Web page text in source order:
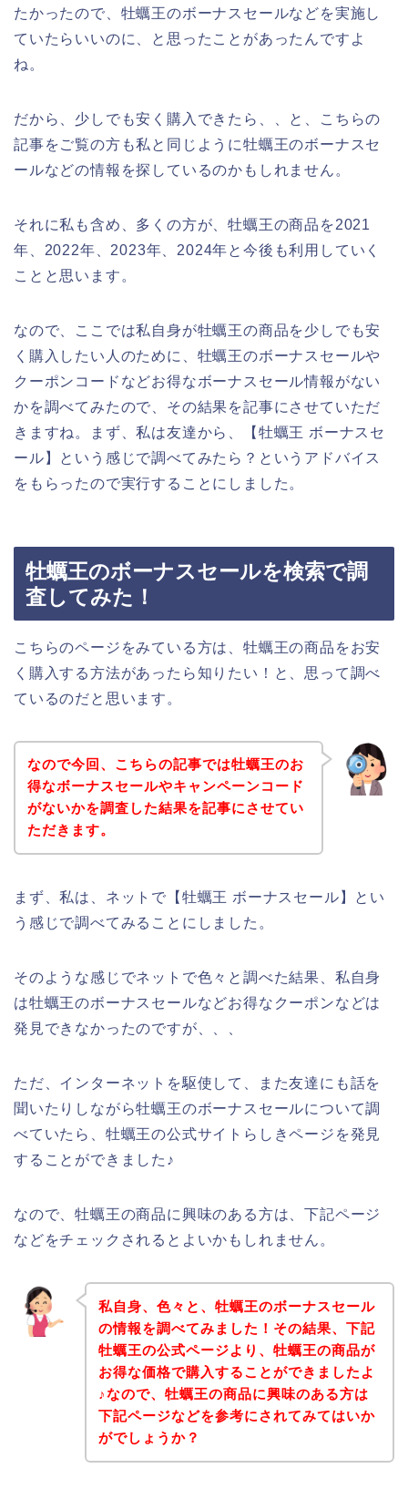
たかったので、牡蠣王のボーナスセールなどを実施し
ていたらいいのに、と思ったことがあったんですよ
ね。
だから、少しでも安く購入できたら、、と、こちらの
記事をご覧の方も私と同じように牡蠣王のボーナスセ
ールなどの情報を探しているのかもしれません。
それに私も含め、多くの方が、牡蠣王の商品を2021
年、2022年、2023年、2024年と今後も利用していく
ことと思います。
なので、ここでは私自身が牡蠣王の商品を少しでも安
く購入したい人のために、牡蠣王のボーナスセールや
クーポンコードなどお得なボーナスセール情報がない
かを調べてみたので、その結果を記事にさせていただ
きますね。まず、私は友達から、【牡蠣王 ボーナスセ
ール】という感じで調べてみたら？というアドバイス
をもらったので実行することにしました。
牡蠣王のボーナスセールを検索で調
査してみた！
こちらのページをみている方は、牡蠣王の商品をお安
く購入する方法があったら知りたい！と、思って調べ
ているのだと思います。
なので今回、こちらの記事では牡蠣王のお
得なボーナスセールやキャンペーンコード
がないかを調査した結果を記事にさせてい
ただきます。
まず、私は、ネットで【牡蠣王 ボーナスセール】とい
う感じで調べてみることにしました。
そのような感じでネットで色々と調べた結果、私自身
は牡蠣王のボーナスセールなどお得なクーポンなどは
発見できなかったのですが、、、
ただ、インターネットを駆使して、また友達にも話を
聞いたりしながら牡蠣王のボーナスセールについて調
べていたら、牡蠣王の公式サイトらしきページを発見
することができました♪
なので、牡蠣王の商品に興味のある方は、下記ページ
などをチェックされるとよいかもしれません。
私自身、色々と、牡蠣王のボーナスセール
の情報を調べてみました！その結果、下記
牡蠣王の公式ページより、牡蠣王の商品が
お得な価格で購入することができましたよ
♪なので、牡蠣王の商品に興味のある方は
下記ページなどを参考にされてみてはいか
がでしょうか？